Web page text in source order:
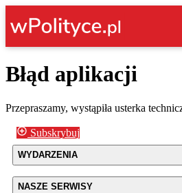
Błąd aplikacji
Przepraszamy, wystąpiła usterka
Subskrybuj
WYDARZENIA
NASZE SERWISY